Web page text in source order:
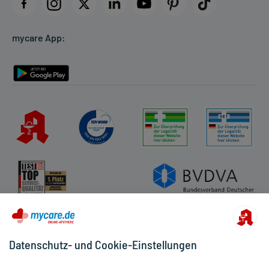
Datenschutz
Rückgabe/Widerruf
mycare App:
Datenschutz- und Cookie-Einstellungen